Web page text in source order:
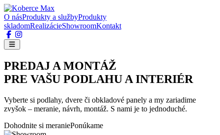
O násProdukty a službyProdukty
skladomRealizácieShowroomKontakt
PREDAJ A MONTÁŽ
PRE VAŠU PODLAHU A INTERIÉR
Vyberte si podlahy, dvere či obkladové panely a my zariadime
zvyšok – meranie, návrh, montáž. S nami je to jednoduché.
Dohodnite si meraniePonúkame